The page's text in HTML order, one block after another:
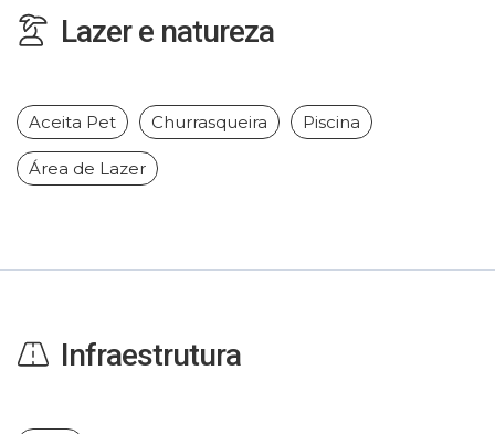
Lazer e natureza
Aceita Pet Churrasqueira Piscina
Área de Lazer
Infraestrutura